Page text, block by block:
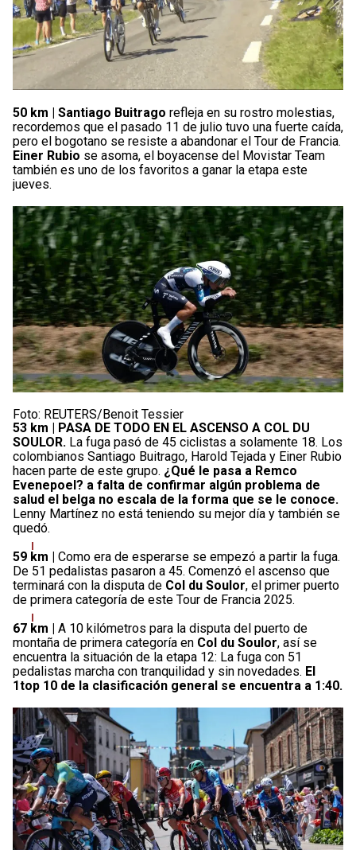
50 km | Santiago Buitrago refleja en su rostro molestias,
recordemos que el pasado 11 de julio tuvo una fuerte caída,
pero el bogotano se resiste a abandonar el Tour de Francia.
Einer Rubio se asoma, el boyacense del Movistar Team
también es uno de los favoritos a ganar la etapa este
jueves.
Foto: REUTERS/Benoit Tessier
53 km | PASA DE TODO EN EL ASCENSO A COL DU
SOULOR. La fuga pasó de 45 ciclistas a solamente 18. Los
colombianos Santiago Buitrago, Harold Tejada y Einer Rubio
hacen parte de este grupo. ¿Qué le pasa a Remco
Evenepoel? a falta de confirmar algún problema de
salud el belga no escala de la forma que se le conoce.
Lenny Martínez no está teniendo su mejor día y también se
quedó.
59 km | Como era de esperarse se empezó a partir la fuga.
De 51 pedalistas pasaron a 45. Comenzó el ascenso que
terminará con la disputa de Col du Soulor, el primer puerto
de primera categoría de este Tour de Francia 2025.
67 km | A 10 kilómetros para la disputa del puerto de
montaña de primera categoría en Col du Soulor, así se
encuentra la situación de la etapa 12: La fuga con 51
pedalistas marcha con tranquilidad y sin novedades. El
1top 10 de la clasificación general se encuentra a 1:40.